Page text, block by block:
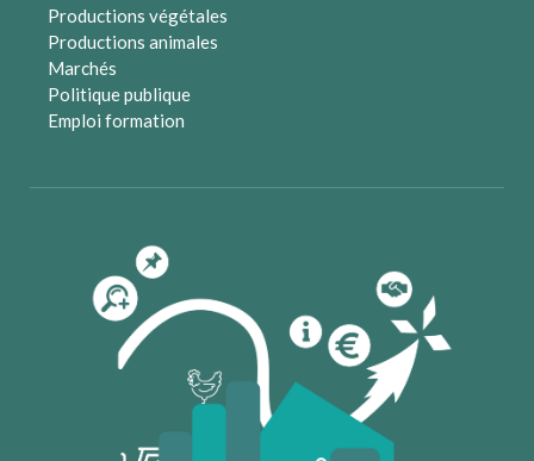
Productions végétales
Productions animales
Marchés
Politique publique
Emploi formation